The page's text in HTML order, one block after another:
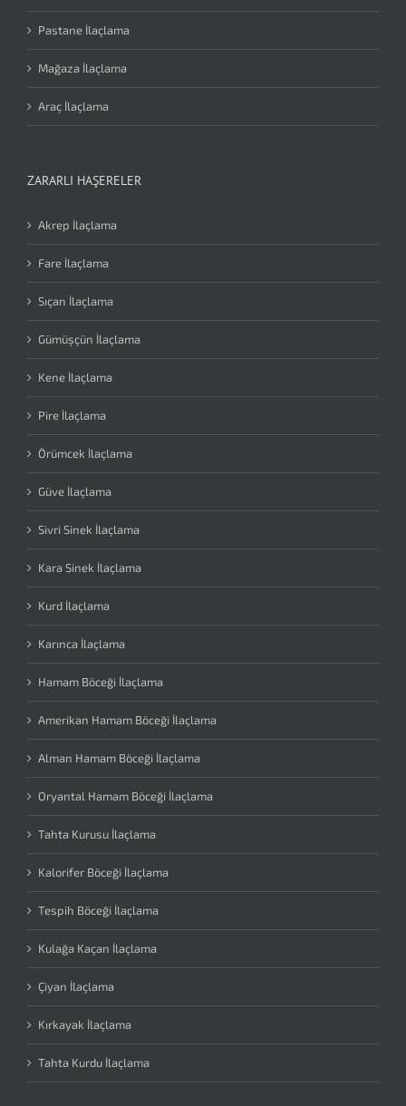
Pastane İlaçlama
Mağaza İlaçlama
Araç İlaçlama
ZARARLI HAŞERELER
Akrep İlaçlama
Fare İlaçlama
Sıçan İlaçlama
Gümüşçün İlaçlama
Kene İlaçlama
Pire İlaçlama
Örümcek İlaçlama
Güve İlaçlama
Sivri Sinek İlaçlama
Kara Sinek İlaçlama
Kurd İlaçlama
Karınca İlaçlama
Hamam Böceği İlaçlama
Amerikan Hamam Böceği İlaçlama
Alman Hamam Böceği İlaçlama
Oryantal Hamam Böceği İlaçlama
Tahta Kurusu İlaçlama
Kalorifer Böceği İlaçlama
Tespih Böceği İlaçlama
Kulağa Kaçan İlaçlama
Çiyan İlaçlama
Kırkayak İlaçlama
Tahta Kurdu İlaçlama